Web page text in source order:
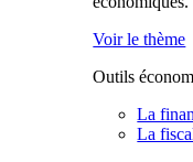
Voir le thème
Outils
La
La